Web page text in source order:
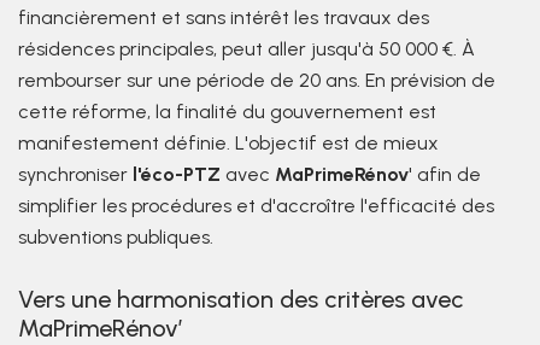
financièrement et sans intérêt les travaux des
résidences principales, peut aller jusqu'à 50 000 €. À
rembourser sur une période de 20 ans. En prévision de
cette réforme, la finalité du gouvernement est
manifestement définie. L'objectif est de mieux
synchroniser l'éco-PTZ avec MaPrimeRénov' afin de
simplifier les procédures et d'accroître l'efficacité des
subventions publiques.
Vers une harmonisation des critères avec
MaPrimeRénov’